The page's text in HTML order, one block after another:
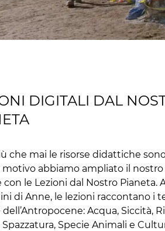
DIGITALI DAL
che mai le risorse didattiche
abbiamo ampliato il
le Lezioni dal Nostro Pianeta.
di Anne, le lezioni raccontano i
dell’Antropocene: Acqua, Siccità,
Spazzatura, Specie Animali e